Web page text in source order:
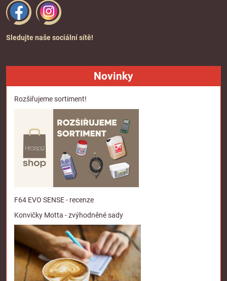
Sledujte naše sociální sítě!
Novinky
Rozšiřujeme sortiment!
F64 EVO SENSE - recenze
Konvičky Motta - zvýhodněné sady